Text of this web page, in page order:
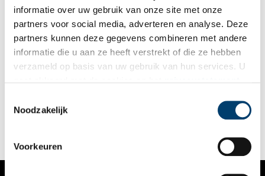
informatie over uw gebruik van onze site met onze
partners voor social media, adverteren en analyse. Deze
partners kunnen deze gegevens combineren met andere
informatie die u aan ze heeft verstrekt of die ze hebben
verzameld op basis van uw gebruik van hun services. U
Noodzakelijk
Voorkeuren
Japans lakwerk om bij weg te dromen
grote papieren kunstwerken , waar we eerder aandacht
aan schonken, bestaat de zomertentoonstelling van het
opbergdozen van hout, die met soms tientallen flinterdunne
laagjes lak zijn versierd. De kunstvorm is ingebed in een lange